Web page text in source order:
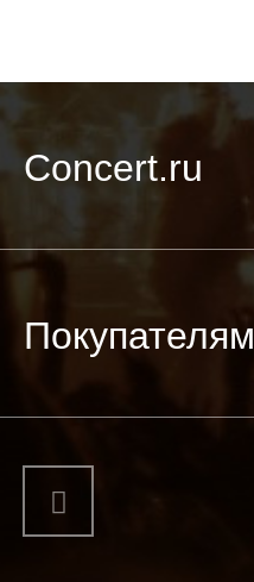
Concert.ru
Покупателям